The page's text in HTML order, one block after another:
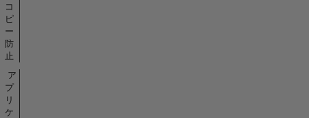
コ
ピ
ー
防
止
ア
プ
リ
ケ